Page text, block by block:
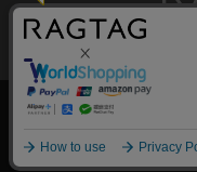
デザイナーズブラ
COPYRIGHT© TIN PAN